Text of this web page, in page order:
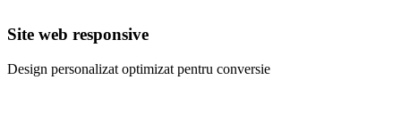
Site web responsive
Design personalizat optimizat pentru conversie